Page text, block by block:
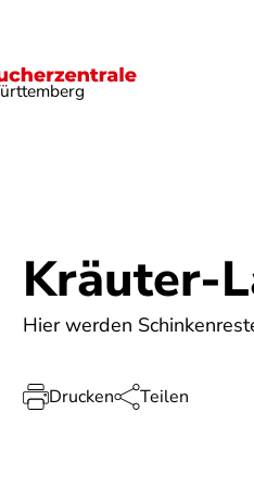
Digitales
Kräuter-
Hier werden
Drucken Teilen